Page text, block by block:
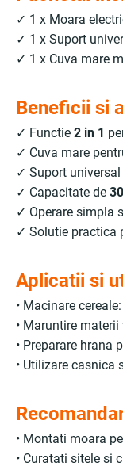
✓ 1 x Moara
✓ 1 x Suport
✓ 1 x Cuva mare
Beneficii si
✓ Functie 2 in 1
✓ Cuva mare
✓ Suport
✓ Capacitate de
✓ Operare simpla
✓ Solutie practica
Aplicatii si
• Macinare
• Maruntire
• Preparare hrana
• Utilizare casnica
• Montati moara
• Curatati sitele si